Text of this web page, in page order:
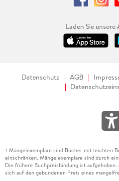
Laden Sie
Datenschutz AGB
1 Mängelexemplare sind Bücher mit leichten
einschränken. Mängelexemplare sind durch
Die frühere Buchpreisbindung ist aufgehoben.
sich auf den gebundenen Preis eines